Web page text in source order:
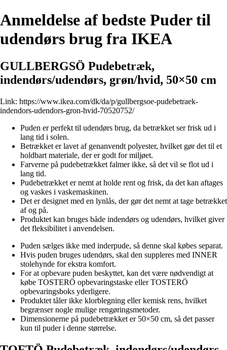
Anmeldelse af bedste Puder til
udendørs brug fra IKEA
GULLBERGSÖ Pudebetræk,
indendørs/udendørs, grøn/hvid, 50×50 cm
Link: https://www.ikea.com/dk/da/p/gullbergsoe-pudebetraek-
indendors-udendors-gron-hvid-70520752/
Puden er perfekt til udendørs brug, da betrækket ser frisk ud i
lang tid i solen.
Betrækket er lavet af genanvendt polyester, hvilket gør det til et
holdbart materiale, der er godt for miljøet.
Farverne på pudebetrækket falmer ikke, så det vil se flot ud i
lang tid.
Pudebetrækket er nemt at holde rent og frisk, da det kan aftages
og vaskes i vaskemaskinen.
Det er designet med en lynlås, der gør det nemt at tage betrækket
af og på.
Produktet kan bruges både indendørs og udendørs, hvilket giver
det fleksibilitet i anvendelsen.
Puden sælges ikke med inderpude, så denne skal købes separat.
Hvis puden bruges udendørs, skal den suppleres med INNER
stolehynde for ekstra komfort.
For at opbevare puden beskyttet, kan det være nødvendigt at
købe TOSTERÖ opbevaringstaske eller TOSTERÖ
opbevaringsboks yderligere.
Produktet tåler ikke klorblegning eller kemisk rens, hvilket
begrænser nogle mulige rengøringsmetoder.
Dimensionerne på pudebetrækket er 50×50 cm, så det passer
kun til puder i denne størrelse.